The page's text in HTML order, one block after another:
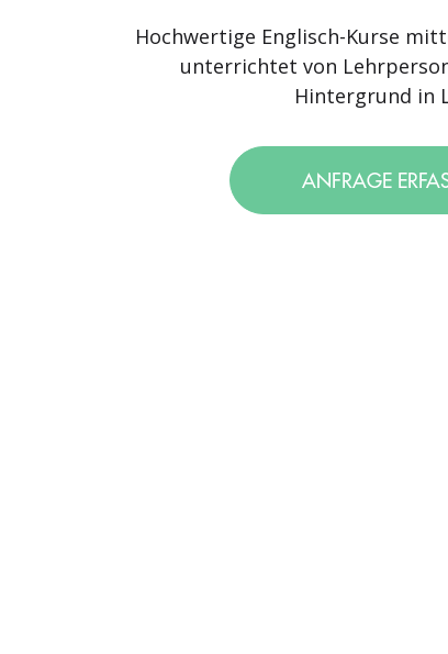
Hochwertige Englisch-Kurse
unterrichtet von
Hintergrund in
ANFRAGE